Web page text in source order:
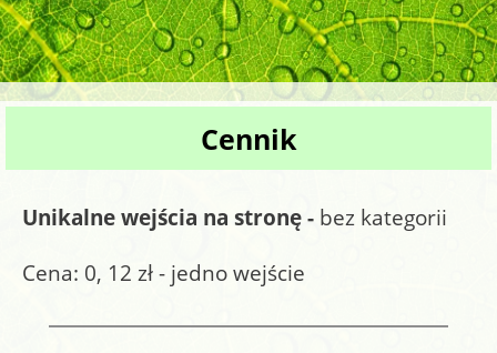
Cennik
Unikalne wejścia na stronę - bez kategorii
Cena: 0, 12 zł - jedno wejście
Warning: flock() expects parameter 1 to be resource, bool
given in/home/epanfu.pl/public_html/index.phpon line
3058
Warning: fclose() expects parameter 1 to be resource, bool
/home/epanfu.pl/public_html/index.php
stream: No such file or directory in
/home/epanfu.pl/public_html/index.php
on line
Warning: filesize(): stat failed for iel/000galeria.we/d.txt in